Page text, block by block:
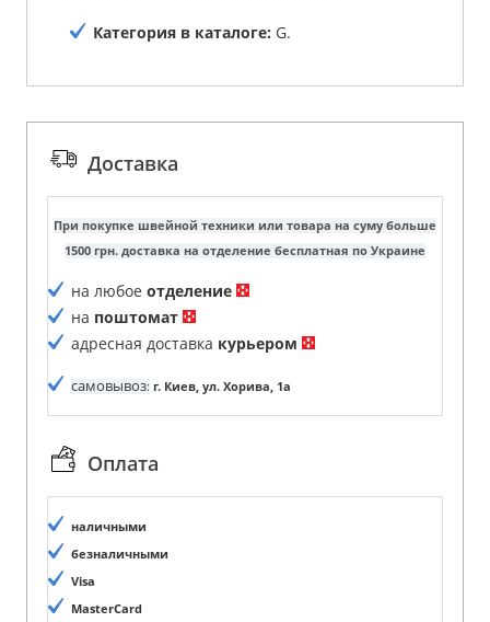
Категория в каталоге: G.
Доставка
При покупке швейной техники или товара на суму больше
1500 грн. доставка на отделение бесплатная по Украине
на любое отделение
на поштомат
адресная доставка курьером
самовывоз: г. Киев, ул. Хорива, 1а
Оплата
наличными
безналичными
Visa
MasterCard